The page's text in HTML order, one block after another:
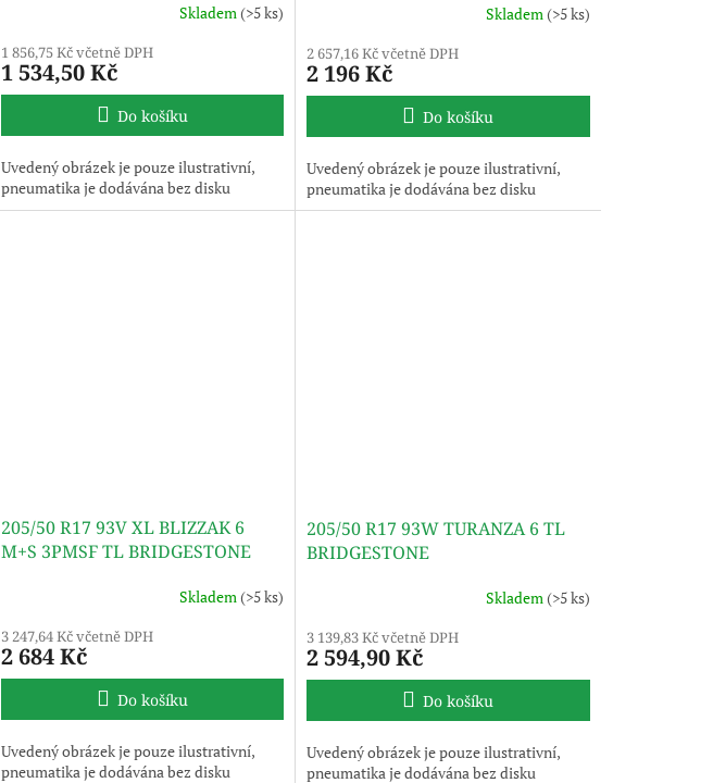
Skladem(>5 ks)
1 856,75 Kč včetně DPH
1 534,50 Kč
Do košíku
Uvedený obrázek je pouze ilustrativní,
pneumatika je dodávána bez disku
Skladem(>5 ks)
2 657,16 Kč včetně DPH
2 196 Kč
Do košíku
Uvedený obrázek je pouze ilustrativní,
pneumatika je dodávána bez disku
205/50 R17 93V XL BLIZZAK 6
M+S 3PMSF TL BRIDGESTONE
Skladem(>5 ks)
3 247,64 Kč včetně DPH
2 684 Kč
Do košíku
Uvedený obrázek je pouze ilustrativní,
pneumatika je dodávána bez disku
205/50 R17 93W TURANZA 6 TL
BRIDGESTONE
Skladem(>5 ks)
3 139,83 Kč včetně DPH
2 594,90 Kč
Do košíku
Uvedený obrázek je pouze ilustrativní,
pneumatika je dodávána bez disku